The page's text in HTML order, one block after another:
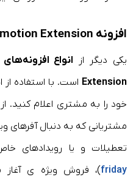
افزونه Promotion Extension
یکی دیگر از انواع
Extension است. با استفاده
مشتریانی که به دنبال آفرهای
تعطیلات و یا رویدادهای
friday)، فروش ویژه ی آغاز